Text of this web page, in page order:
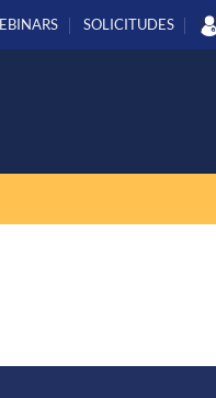
SOLICITUDES